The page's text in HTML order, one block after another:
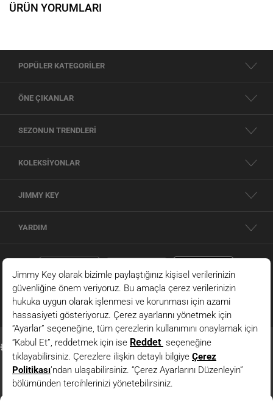
ÜRÜN YORUMLARI
POPÜLER KATEGORİLER
ÖNE ÇIKANLAR
SEZONUN TRENDLERİ
KOLEKSİYONLAR
JIMMY KEY
YARDIM